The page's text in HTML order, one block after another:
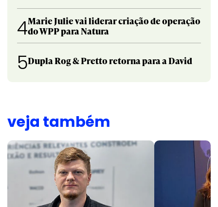
4Marie Julie vai liderar criação de operação
do WPP para Natura
5Dupla Rog & Pretto retorna para a David
veja também